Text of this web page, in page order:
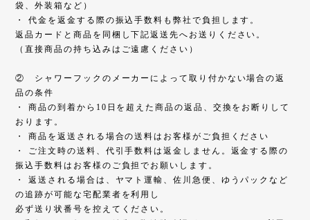
袋、外装箱など）
・ 代金を返金する際の振込手数料も弊社で負担します。
返品カードと商品を同梱し下記返送先へお送りください。
（直接商品の持ち込みはご遠慮ください）
② シャワーフックのメーカーによって取り付かない場合の返
品の条件
・ 商品の到着から10日を超えた商品の返品、交換をお断りして
おります。
・ 商品を返送される場合の送料はお客様がご負担ください
・ ご注文時の送料、代引手数料は返金しません。返金する際の
振込手数料はお客様のご負担でお願いします。
・ 返送される場合は、ヤマト運輸、佐川急便、ゆうパックなど
の追跡が可能な宅配業者を利用し
必ず送り状番号を控えてください。